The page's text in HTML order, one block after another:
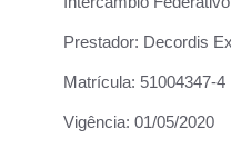
Prestador: Decordis
Matrícula: 51004347-4
Vigência: 01/05/2020